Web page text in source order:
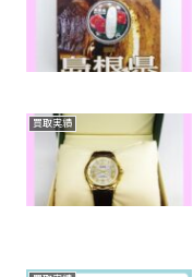
買取実績